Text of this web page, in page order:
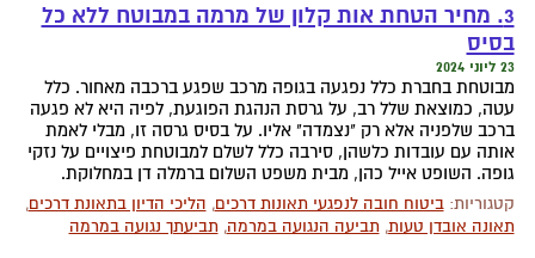
3. מחיר הטחת אות קלון של מרמה במבוטח ללא כל
בסיס
23 ליוני 2024
מבוטחת בחברת כלל נפגעה בגופה מרכב שפגע ברכבה מאחור. כלל
עטה, כמוצאת שלל רב, על גרסת הנהגת הפוגעת, לפיה היא לא פגעה
ברכב שלפניה אלא רק "נצמדה" אליו. על בסיס גרסה זו, מבלי לאמת
אותה עם עובדות כלשהן, סירבה כלל לשלם למבוטחת פיצויים על נזקי
גופה. השופט אייל כהן, מבית משפט השלום ברמלה דן במחלוקת.
קטגוריות:ביטוח חובה לנפגעי תאונות דרכים, הליכי הדיון בתאונת דרכים,
תאונה אובדן טעות,תביעה הנגועה במרמה,תביעתך נגועה במרמה